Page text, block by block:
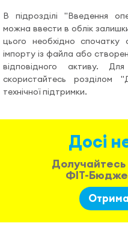
В підрозділі "Введення
можна ввести в облік
цього необхідно спочатку
імпорту із файла або
відповідного активу.
скористайтесь розділом
технічної підтримки.
Досі
Долучайтесь
ФІТ-